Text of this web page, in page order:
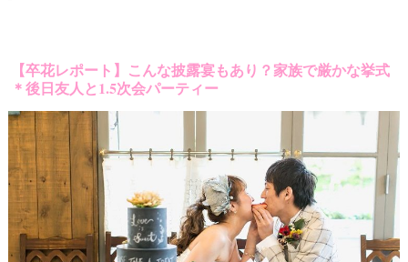
【卒花レポート】こんな披露宴もあり？家族で厳かな挙式
＊後日友人と1.5次会パーティー